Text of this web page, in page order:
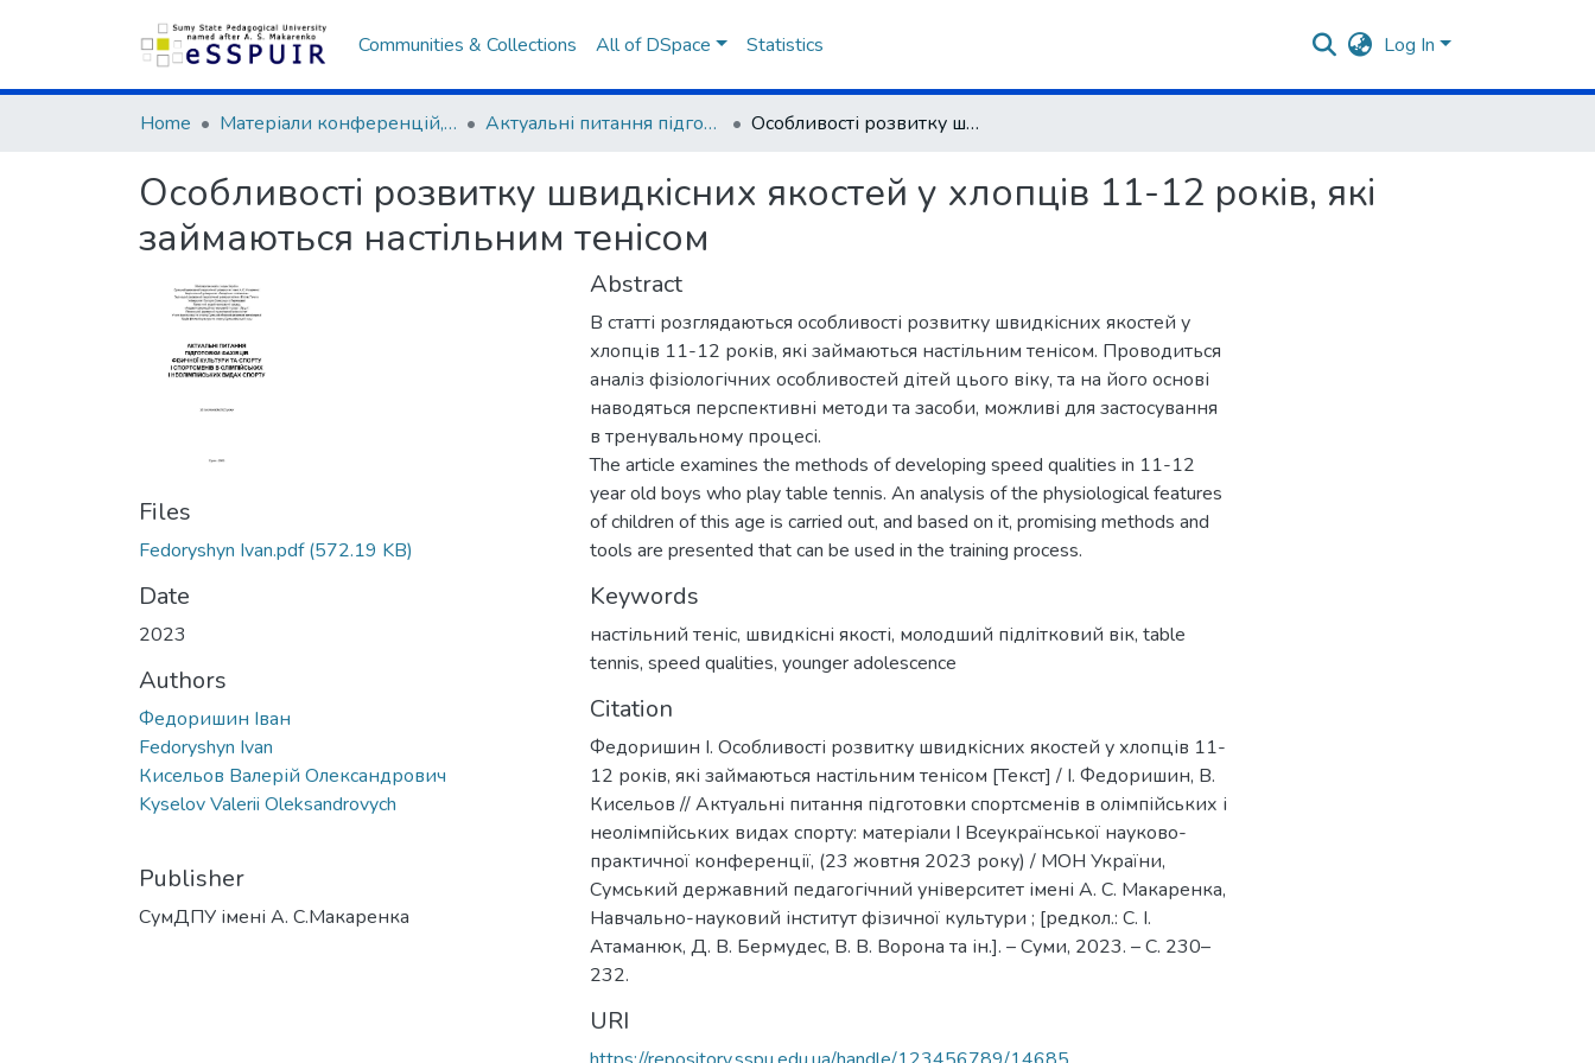
Communities & Collections All of DSpace Statistics Log In
Home Матеріали конференцій, семінарів, читань Актуальні питання підготовки фахівців фізичної культури та спорту і спортсменів в олімпійських і неолімпійських видах спорту Особливості розвитку швидкісних якостей у хлопців 11-12 років, які займаються настільним тенісом
Особливості розвитку швидкісних якостей у хлопців 11-12 років, які
займаються настільним тенісом
Files
Fedoryshyn Ivan.pdf(572.19 KB)
Date
2023
Authors
Федоришин Іван
Fedoryshyn Ivan
Кисельов Валерій Олександрович
Kyselov Valerii Oleksandrovych
Publisher
СумДПУ імені А. С.Макаренка
Abstract
В статті розглядаються особливості розвитку швидкісних якостей у
хлопців 11-12 років, які займаються настільним тенісом. Проводиться
аналіз фізіологічних особливостей дітей цього віку, та на його основі
наводяться перспективні методи та засоби, можливі для застосування
в тренувальному процесі.
The article examines the methods of developing speed qualities in 11-12
year old boys who play table tennis. An analysis of the physiological features
of children of this age is carried out, and based on it, promising methods and
tools are presented that can be used in the training process.
Keywords
настільний теніс, швидкісні якості, молодший підлітковий вік, table
tennis, speed qualities, younger adolescence
Citation
Федоришин І. Особливості розвитку швидкісних якостей у хлопців 11-
12 років, які займаються настільним тенісом [Текст] / І. Федоришин, В.
Кисельов // Актуальні питання підготовки спортсменів в олімпійських і
неолімпійських видах спорту: матеріали І Всеукраїнської науково-
практичної конференції, (23 жовтня 2023 року) / МОН України,
Сумський державний педагогічний університет імені А. С. Макаренка,
Навчально-науковий інститут фізичної культури ; [редкол.: С. І.
Атаманюк, Д. В. Бермудес, В. В. Ворона та ін.]. – Суми, 2023. – С. 230–
232.
URI